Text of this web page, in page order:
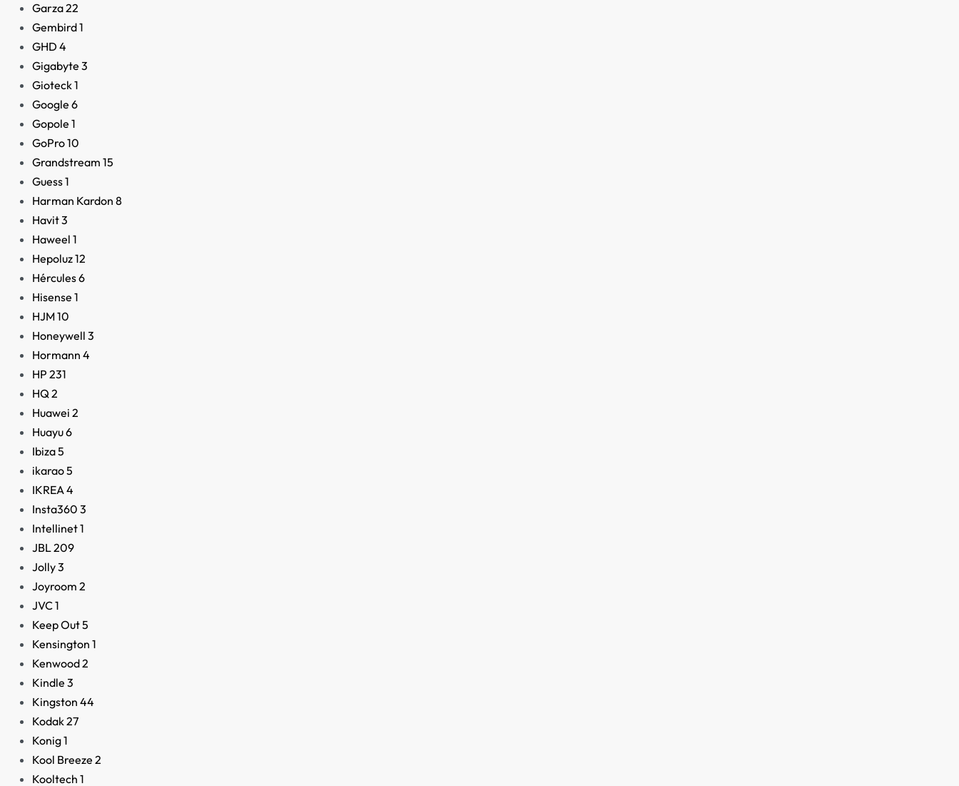
Garza22
Gembird1
GHD 4
Gigabyte 3
Gioteck1
Google 6
Gopole 1
GoPro10
Grandstream 15
Guess1
Harman Kardon 8
Havit3
Haweel 1
Hepoluz12
Hércules6
Hisense 1
HJM10
Honeywell 3
Hormann 4
HP 231
HQ2
Huawei 2
Huayu6
Ibiza5
ikarao5
IKREA4
Insta360 3
Intellinet1
JBL209
Jolly3
Joyroom 2
JVC1
Keep Out5
Kensington 1
Kenwood2
Kindle 3
Kingston 44
Kodak27
Konig1
Kool Breeze 2
Kooltech 1